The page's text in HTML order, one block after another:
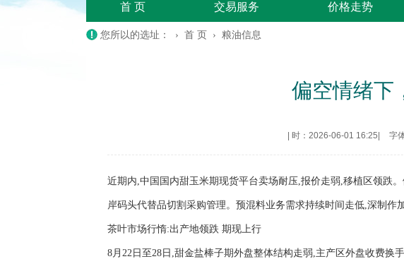
首 页 交易服务 价格走势
您所以的选址： › 首 页 › 粮油信息
偏空情绪下
时：2026-06-01 16:25 字
近期内,中国国内甜玉米期现货平台卖场耐压,报价走弱,移植区领跌
岸码头代替品切割采购管理。预混料业务需求持续时间走低,深制作
茶叶市场行惰:出产地领跌 期现上行
8月22日至28日,甜金盐棒子期外盘整体结构走弱,主产区外盘收费换